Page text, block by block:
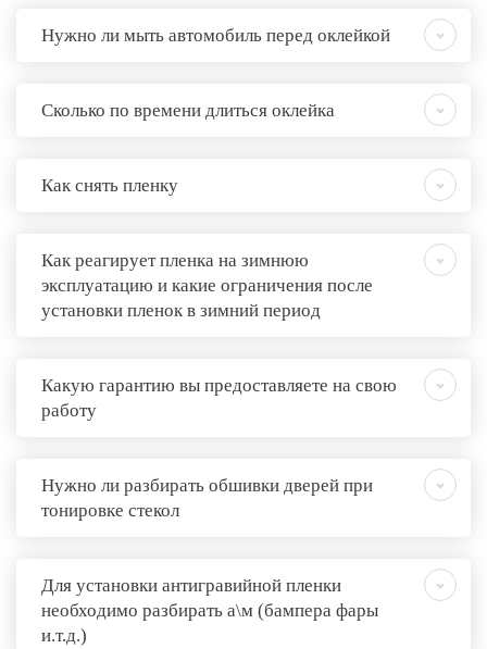
Нужно ли мыть автомобиль перед оклейкой
Сколько по времени длиться оклейка
Как снять пленку
Как реагирует пленка на зимнюю
эксплуатацию и какие ограничения после
установки пленок в зимний период
Какую гарантию вы предоставляете на свою
работу
Нужно ли разбирать обшивки дверей при
тонировке стекол
Для установки антигравийной пленки
необходимо разбирать а\м (бампера фары
и.т.д.)